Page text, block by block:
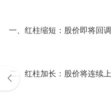
一、红柱缩短：股价即将回
二、红柱加长：股价将连续